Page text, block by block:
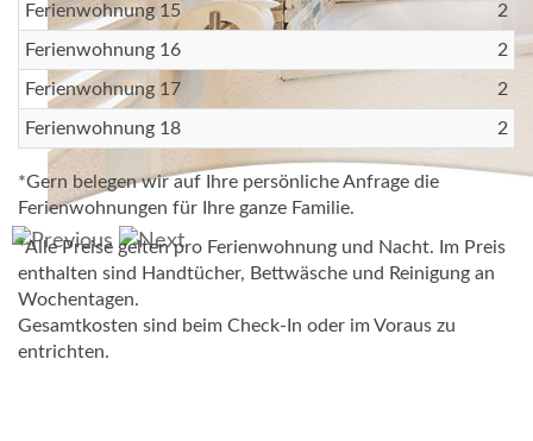
Ferienwohnung 15 2
Ferienwohnung 16 2
Ferienwohnung 17 2
Ferienwohnung 18 2
*Gern belegen wir auf Ihre persönliche Anfrage die
Ferienwohnungen für Ihre ganze Familie.
*Alle Preise gelten pro Ferienwohnung und Nacht. Im Preis
enthalten sind Handtücher, Bettwäsche und Reinigung an
Wochentagen.
Gesamtkosten sind beim Check-In oder im Voraus zu
entrichten.